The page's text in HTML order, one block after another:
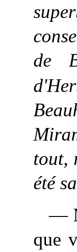
de
tout,
été
—
que